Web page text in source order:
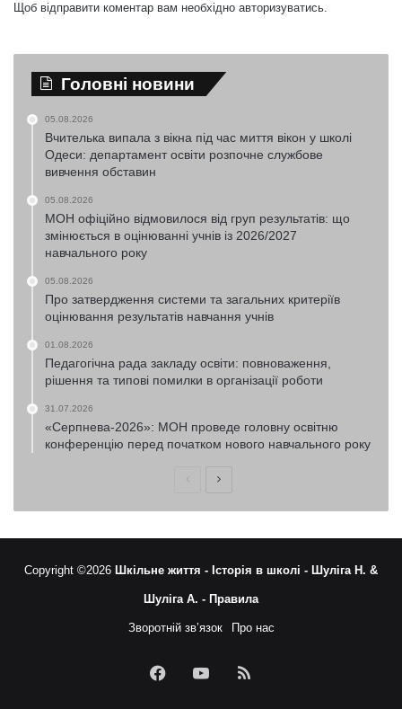
Щоб відправити коментар вам необхідно авторизуватись.
Головні новини
05.08.2026
Вчителька випала з вікна під час миття вікон у школі
Одеси: департамент освіти розпочне службове
вивчення обставин
05.08.2026
МОН офіційно відмовилося від груп результатів: що
змінюється в оцінюванні учнів із 2026/2027
навчального року
05.08.2026
Про затвердження системи та загальних критеріїв
оцінювання результатів навчання учнів
01.08.2026
Педагогічна рада закладу освіти: повноваження,
рішення та типові помилки в організації роботи
31.07.2026
«Серпнева-2026»: МОН проведе головну освітню
конференцію перед початком нового навчального року
ПопередняНаступна
Copyright ©2026 Шкільне життя - Історія в школі - Шуліга Н. &
Шуліга А. - Правила
Зворотній зв’язок Про нас
FacebookYouTubeRSS